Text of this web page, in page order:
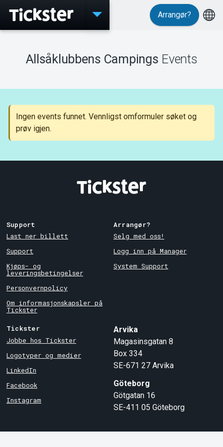
Events
Support
Om Tickster
Arrangør?
Allsåklubbens Campings Events
Ingen events funnet. Vennligst omformuler søket og
prøv igjen.
Support
Last ner billett
Support
Kjøps- og
leveringsbetingelser
Personvernpolicy
Om informasjonskapsler på
Tickster
Arrangør?
Selg med oss!
Logg inn på Manager
System Support
Tickster
Jobbe hos Tickster
Logotyper og medier
LinkedIn
Facebook
Instagram
Arvika
Magasinsgatan 8
Box 334
SE-671 27 Arvika
Göteborg
Götgatan 16
SE-411 05 Göteborg